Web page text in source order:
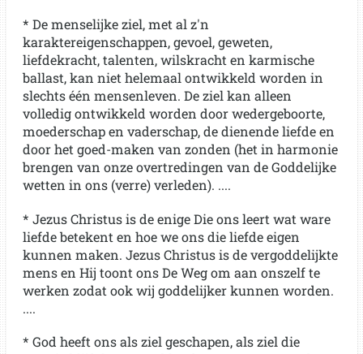
* De menselijke ziel, met al z'n
karaktereigenschappen, gevoel, geweten,
liefdekracht, talenten, wilskracht en karmische
ballast, kan niet helemaal ontwikkeld worden in
slechts één mensenleven. De ziel kan alleen
volledig ontwikkeld worden door wedergeboorte,
moederschap en vaderschap, de dienende liefde en
door het goed-maken van zonden (het in harmonie
brengen van onze overtredingen van de Goddelijke
wetten in ons (verre) verleden). ....
* Jezus Christus is de enige Die ons leert wat ware
liefde betekent en hoe we ons die liefde eigen
kunnen maken. Jezus Christus is de vergoddelijkte
mens en Hij toont ons De Weg om aan onszelf te
werken zodat ook wij goddelijker kunnen worden.
....
* God heeft ons als ziel geschapen, als ziel die